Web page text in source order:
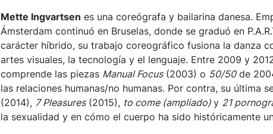
Mette Ingvartsen es una coreógrafa y bailarina danesa.
Ámsterdam continuó en Bruselas, donde se graduó en
carácter híbrido, su trabajo coreográfico fusiona la danza
artes visuales, la tecnología y el lenguaje. Entre 2009 y
comprende las piezas Manual Focus(2003) o 50/50de
las relaciones humanas/no humanas. Por contra, su última
(2014), 7 Pleasures(2015), to come (ampliado) y 21
la sexualidad y en cómo el cuerpo ha sido históricamente